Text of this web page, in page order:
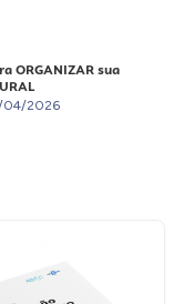
ORGANIZAR sua
04/2026